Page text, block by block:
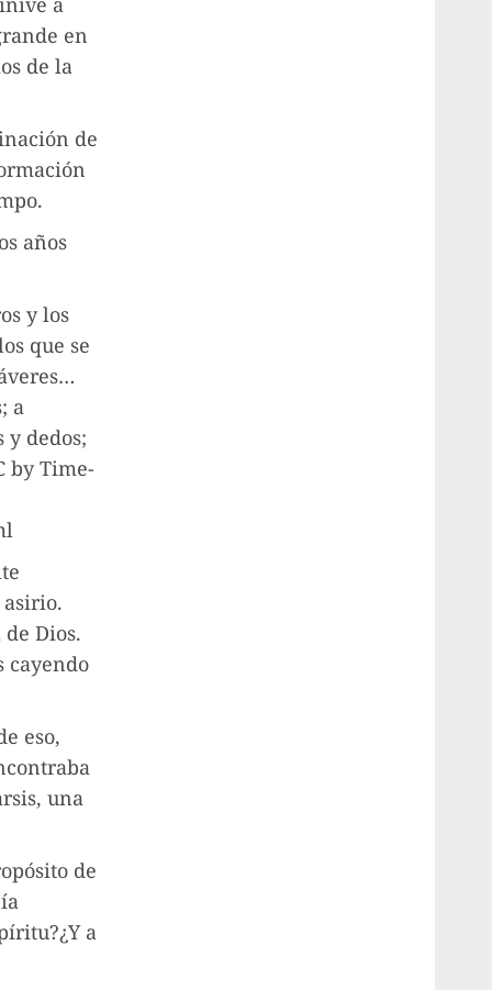
en
de la
de
años
y los
que se
a
y dedos;
by Time-
Dios.
cayendo
eso,
una
de
a